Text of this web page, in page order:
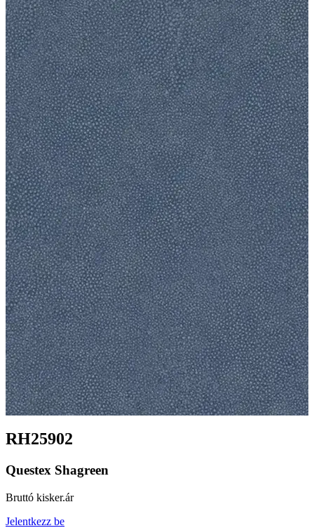
RH25902
Questex Shagreen
Bruttó kisker.ár
Jelentkezz be